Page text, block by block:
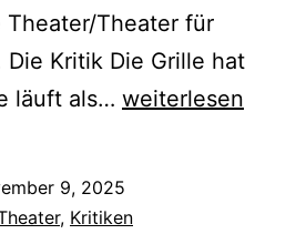
Theater für
Kritik Die Grille hat
läuft als… Pinocchios
weiterlesen
9, 2025
, Kritiken